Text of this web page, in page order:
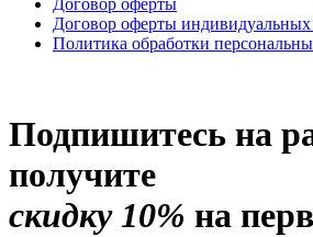
Договор оферты
Договор оферты индивидуальных
Политика обработки
Подпишитесь на
получите
скидку 10% на